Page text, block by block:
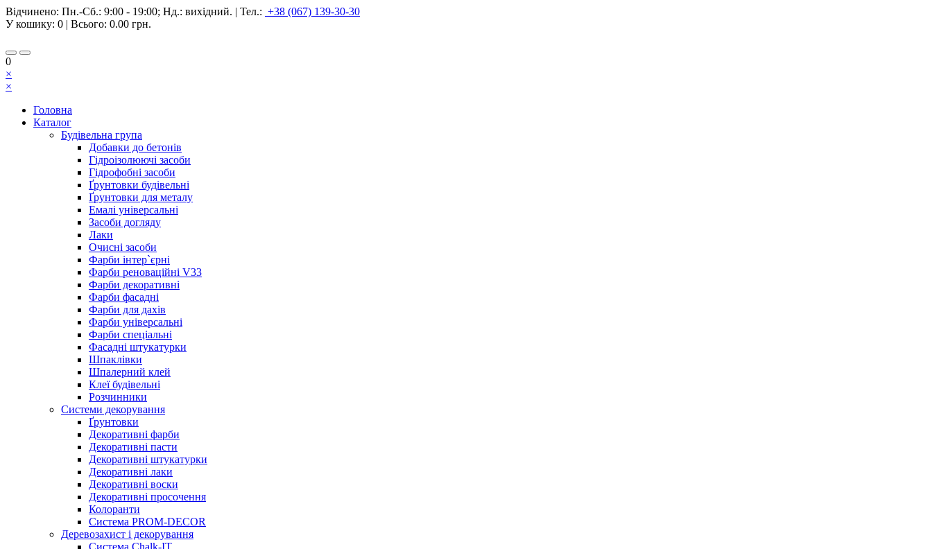
Відчинено: Пн.-Сб.: 9:00 - 19:00; Нд.: вихідний. | Тел.: +38 (067) 139-30-30
У кошику: 0 | Всього: 0.00 грн.
0
×
×
Головна
Каталог
Будівельна група
Добавки до бетонів
Гідроізолюючі засоби
Гідрофобні засоби
Ґрунтовки будівельні
Ґрунтовки для металу
Емалі універсальні
Засоби догляду
Лаки
Очисні засоби
Фарби інтер`єрні
Фарби реноваційні V33
Фарби декоративні
Фарби фасадні
Фарби для дахів
Фарби універсальні
Фарби спеціальні
Фасадні штукатурки
Шпаклівки
Шпалерний клей
Клеї будівельні
Розчинники
Системи декорування
Ґрунтовки
Декоративні фарби
Декоративні пасти
Декоративні штукатурки
Декоративні лаки
Декоративні воски
Декоративні просочення
Колоранти
Система PROM-DECOR
Деревозахист і декорування
Система Chalk-IT